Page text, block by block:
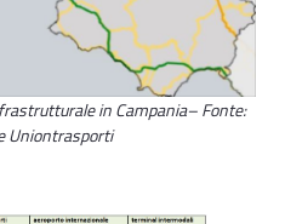
in Campania– Fonte:
Uniontrasporti